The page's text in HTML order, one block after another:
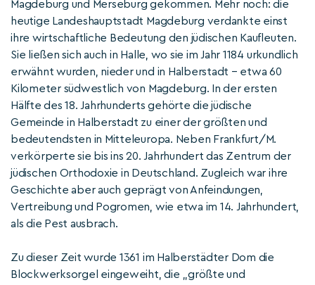
Magdeburg und Merseburg gekommen. Mehr noch: die
heutige Landeshauptstadt Magdeburg verdankte einst
ihre wirtschaftliche Bedeutung den jüdischen Kaufleuten.
Sie ließen sich auch in Halle, wo sie im Jahr 1184 urkundlich
erwähnt wurden, nieder und in Halberstadt – etwa 60
Kilometer südwestlich von Magdeburg. In der ersten
Hälfte des 18. Jahrhunderts gehörte die jüdische
Gemeinde in Halberstadt zu einer der größten und
bedeutendsten in Mitteleuropa. Neben Frankfurt/M.
verkörperte sie bis ins 20. Jahrhundert das Zentrum der
jüdischen Orthodoxie in Deutschland. Zugleich war ihre
Geschichte aber auch geprägt von Anfeindungen,
Vertreibung und Pogromen, wie etwa im 14. Jahrhundert,
als die Pest ausbrach.
Zu dieser Zeit wurde 1361 im Halberstädter Dom die
Blockwerksorgel eingeweiht, die „größte und